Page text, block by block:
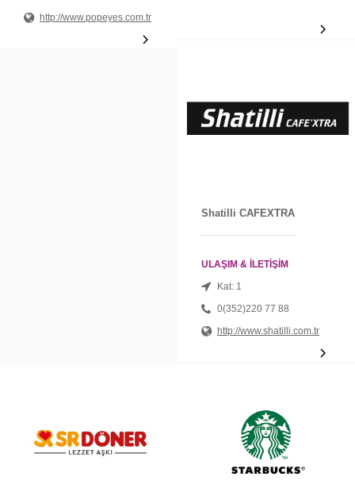
http://www.popeyes.com.tr
Shatilli CAFEXTRA
ULAŞIM & İLETİŞİM
Kat: 1
0(352)220 77 88
http://www.shatilli.com.tr